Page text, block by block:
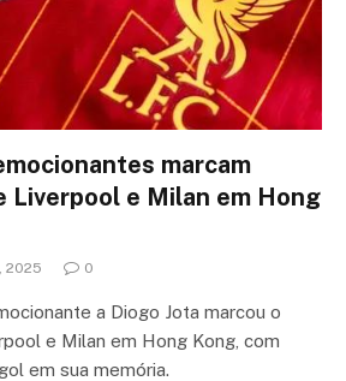
marcam
Liverpool e Milan em Hong
2025 0
a Diogo Jota marcou o
e Milan em Hong Kong, com
em sua memória.